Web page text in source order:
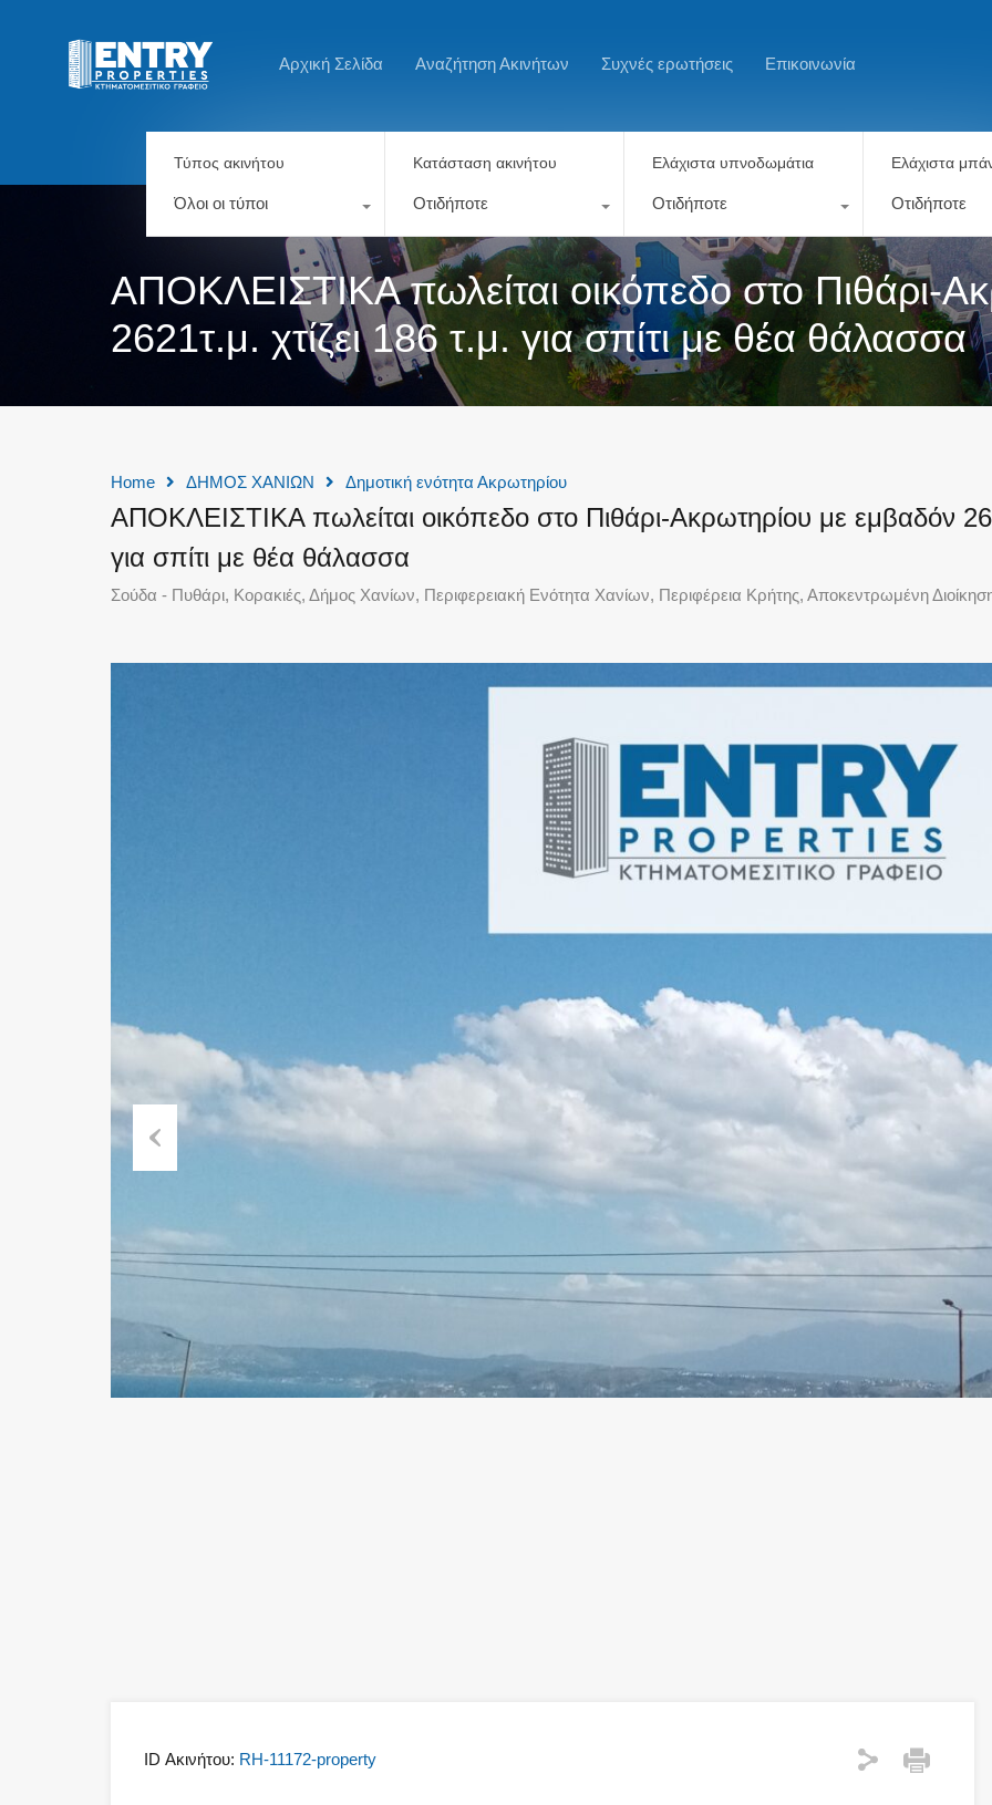
Αρχική Σελίδα Αναζήτηση Ακινήτων Συχνές ερωτήσεις Επικοινωνία
Τύπος ακινήτου
Όλοι οι τύποι
Κατάσταση ακινήτου
Οτιδήποτε
Ελάχιστα υπνοδωμάτια
Οτιδήποτε
Ελάχιστα
Οτιδήποτε
ΑΠΟΚΛΕΙΣΤΙΚΑ πωλείται οικόπεδο στο Πιθάρι-
2621τ.μ. χτίζει 186 τ.μ. για σπίτι με θέα θάλασσα
Home ΔΗΜΟΣ ΧΑΝΙΩΝ Δημοτική ενότητα Ακρωτηρίου
ΑΠΟΚΛΕΙΣΤΙΚΑ πωλείται οικόπεδο στο Πιθάρι-Ακρωτηρίου με εμβαδόν
για σπίτι με θέα θάλασσα
Σούδα - Πυθάρι, Κορακιές, Δήμος Χανίων, Περιφερειακή Ενότητα Χανίων, Περιφέρεια Κρήτης, Αποκεντρωμένη
ID Ακινήτου: RH-11172-property